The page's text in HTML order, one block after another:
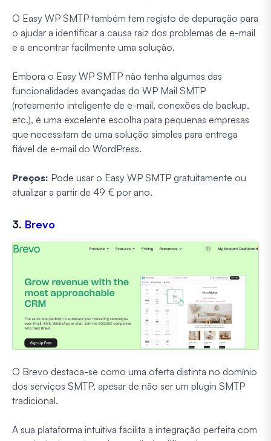
O Easy WP SMTP também tem registo de depuração para
o ajudar a identificar a causa raiz dos problemas de e-mail
e a encontrar facilmente uma solução.
Embora o Easy WP SMTP não tenha algumas das
funcionalidades avançadas do WP Mail SMTP
(roteamento inteligente de e-mail, conexões de backup,
etc.), é uma excelente escolha para pequenas empresas
que necessitam de uma solução simples para entrega
fiável de e-mail do WordPress.
Preços: Pode usar o Easy WP SMTP gratuitamente ou
atualizar a partir de 49 € por ano.
3. Brevo
O Brevo destaca-se como uma oferta distinta no domínio
dos serviços SMTP, apesar de não ser um plugin SMTP
tradicional.
A sua plataforma intuitiva facilita a integração perfeita com